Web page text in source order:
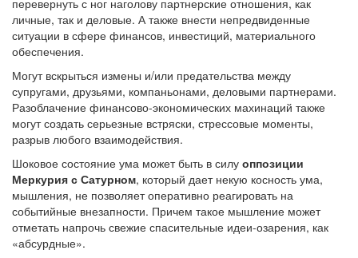
перевернуть с ног наголову партнерские отношения, как
личные, так и деловые. А также внести непредвиденные
ситуации в сфере финансов, инвестиций, материального
обеспечения.
Могут вскрыться измены и/или предательства между
супругами, друзьями, компаньонами, деловыми партнерами.
Разоблачение финансово-экономических махинаций также
могут создать серьезные встряски, стрессовые моменты,
разрыв любого взаимодействия.
Шоковое состояние ума может быть в силу оппозиции
Меркурия с Сатурном, который дает некую косность ума,
мышления, не позволяет оперативно реагировать на
событийные внезапности. Причем такое мышление может
отметать напрочь свежие спасительные идеи-озарения, как
«абсурдные».